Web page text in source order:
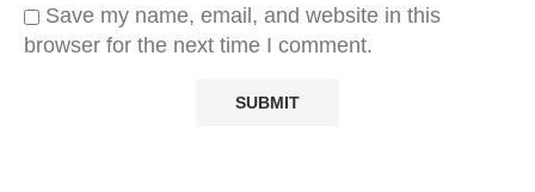
Save my name, email, and website in this
browser for the next time I comment.